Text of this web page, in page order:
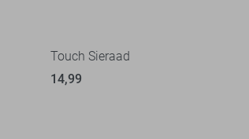
Touch Sieraad
14,99